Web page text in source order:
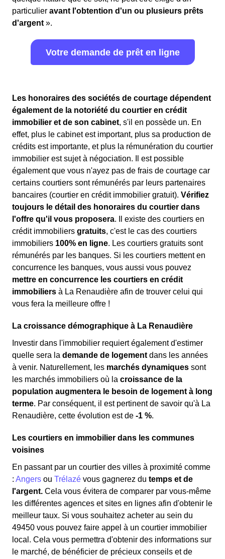
particulier avant l'obtention d'un ou plusieurs prêts
d'argent ».
Votre demande de prêt en ligne
Les honoraires des sociétés de courtage dépendent
également de la notoriété du courtier en crédit
immobilier et de son cabinet, s'il en possède un. En
effet, plus le cabinet est important, plus sa production de
crédits est importante, et plus la rémunération du courtier
immobilier est sujet à négociation. Il est possible
également que vous n'ayez pas de frais de courtage car
certains courtiers sont rémunérés par leurs partenaires
bancaires (courtier en crédit immobilier gratuit). Vérifiez
toujours le détail des honoraires du courtier dans
l'offre qu'il vous proposera. Il existe des courtiers en
crédit immobiliers gratuits, c'est le cas des courtiers
immobiliers 100% en ligne. Les courtiers gratuits sont
rémunérés par les banques. Si les courtiers mettent en
concurrence les banques, vous aussi vous pouvez
mettre en concurrence les courtiers en crédit
immobiliers à La Renaudière afin de trouver celui qui
vous fera la meilleure offre !
La croissance démographique à La Renaudière
Investir dans l'immobilier requiert également d'estimer
quelle sera la demande de logement dans les années
à venir. Naturellement, les marchés dynamiques sont
les marchés immobiliers où la croissance de la
population augmentera le besoin de logement à long
terme. Par conséquent, il est pertinent de savoir qu'à La
Renaudière, cette évolution est de -1 %.
Les courtiers en immobilier dans les communes
voisines
En passant par un courtier des villes à proximité comme
: Angers ou Trélazé vous gagnerez du temps et de
l'argent. Cela vous évitera de comparer par vous-même
les différentes agences et sites en lignes afin d'obtenir le
meilleur taux. Si vous souhaitez acheter au sein du
49450 vous pouvez faire appel à un courtier immobilier
local. Cela vous permettra d'obtenir des informations sur
le marché, de bénéficier de précieux conseils et de